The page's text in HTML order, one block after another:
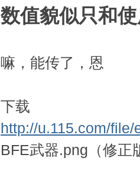
数值貌似只和
嘛，能传了，恩
下载
http://u.115.com/file/
BFE武器.png（修正